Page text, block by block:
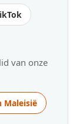
van onze
Maleisië